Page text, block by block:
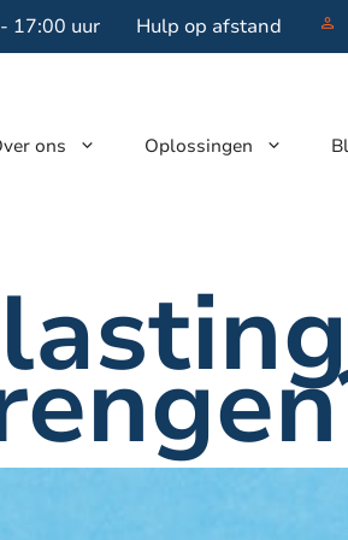
17:00 uur Hulp op afstand
ons Oplossingen